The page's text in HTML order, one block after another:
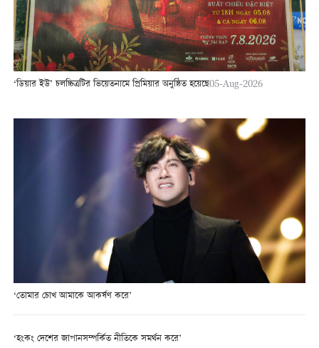
‘ডিয়ার ইউ’ চলচ্চিত্রটির ভিয়েতনামে প্রিমিয়ার অনুষ্ঠিত হয়েছে05-Aug-2026
‘তোমার চোখ আমাকে আকর্ষণ করে’
‘হংকং দেশের জাপানসম্পর্কিত নীতিকে সমর্থন করে’